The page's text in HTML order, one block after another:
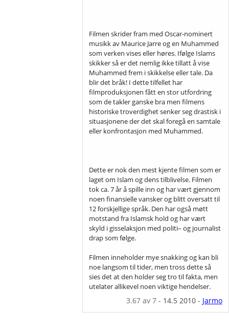
Filmen skrider fram med Oscar-nominert
musikk av Maurice Jarre og en Muhammed
som verken vises eller høres. Ifølge Islams
skikker så er det nemlig ikke tillatt å vise
Muhammed frem i skikkelse eller tale. Da
blir det bråk! I dette tilfellet har
filmproduksjonen fått en stor utfordring
som de takler ganske bra men filmens
historiske troverdighet senker seg drastisk i
situasjonene der det skal foregå en samtale
eller konfrontasjon med Muhammed.
Dette er nok den mest kjente filmen som er
laget om Islam og dens tilblivelse. Filmen
tok ca. 7 år å spille inn og har vært gjennom
noen finansielle vansker og blitt oversatt til
12 forskjellige språk. Den har også møtt
motstand fra Islamsk hold og har vært
skyld i gisselaksjon med politi– og journalist
drap som følge.
Filmen inneholder mye snakking og kan bli
noe langsom til tider, men tross dette så
sies det at den holder seg tro til fakta, men
utelater allikevel noen viktige hendelser.
3.67av 7- 14.5 2010- Jarmo